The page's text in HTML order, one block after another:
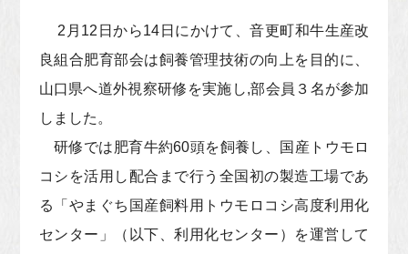
2月12日から14日にかけて、音更町和牛生産改
良組合肥育部会は飼養管理技術の向上を目的に、
山口県へ道外視察研修を実施し,部会員３名が参加
しました。
研修では肥育牛約60頭を飼養し、国産トウモロ
コシを活用し配合まで行う全国初の製造工場であ
る「やまぐち国産飼料用トウモロコシ高度利用化
センター」（以下、利用化センター）を運営して